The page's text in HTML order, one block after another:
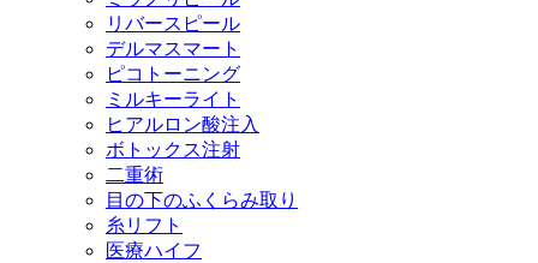
リバースピール
デルマスマート
ピコトーニング
ミルキーライト
ヒアルロン酸注入
ボトックス注射
二重術
目の下のふくらみ取り
糸リフト
医療ハイフ